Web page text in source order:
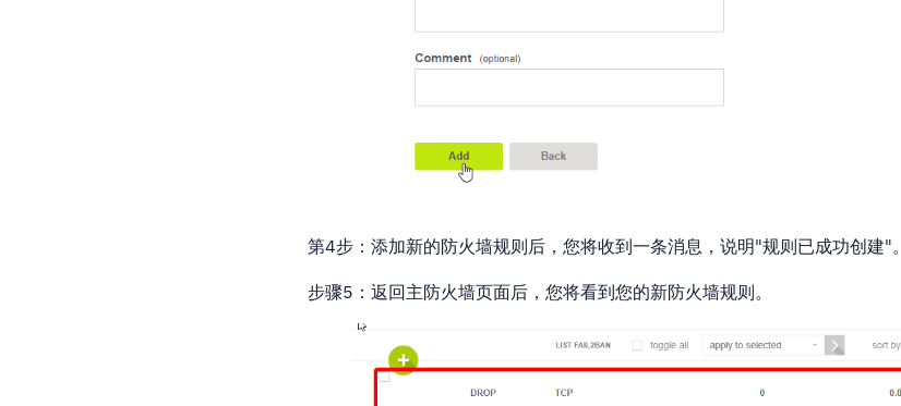
第4步：添加新的防火墙规则后，您将收到一条消息，说明"规则已成功创建"。
步骤5：返回主防火墙页面后，您将看到您的新防火墙规则。